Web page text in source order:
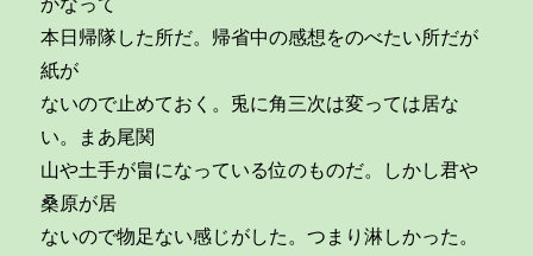
本日帰隊した所だ。帰省中の感想をのべたい所だが
紙が
ないので止めておく。兎に角三次は変っては居な
い。まあ尾関
山や土手が畠になっている位のものだ。しかし君や
桑原が居
ないので物足ない感じがした。つまり淋しかった。